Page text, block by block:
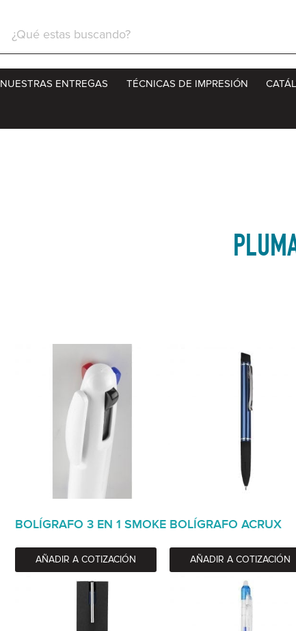
Search
NUESTRAS ENTREGAS TÉCNICAS DE IMPRESIÓN
BOLÍGRAFO 3 EN 1 SMOKE
AÑADIR A COTIZACIÓN
BOLÍGRAFO ACRUX
AÑADIR A COTIZACIÓN